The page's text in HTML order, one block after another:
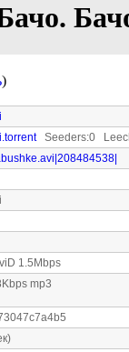
)
Seeders:0
1.5Mbps
mp3